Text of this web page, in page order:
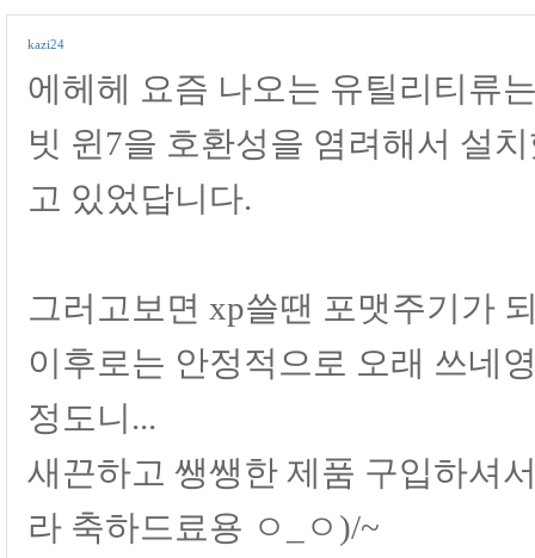
kazi24
에헤헤 요즘 나오는 유틸리티류
빗 윈7을 호환성을 염려해서 설
고 있었답니다.
그러고보면 xp쓸땐 포맷주기가
이후로는 안정적으로 오래 쓰네
정도니...
새끈하고 쌩쌩한 제품 구입하셔
라 축하드료용 ㅇ_ㅇ)/~